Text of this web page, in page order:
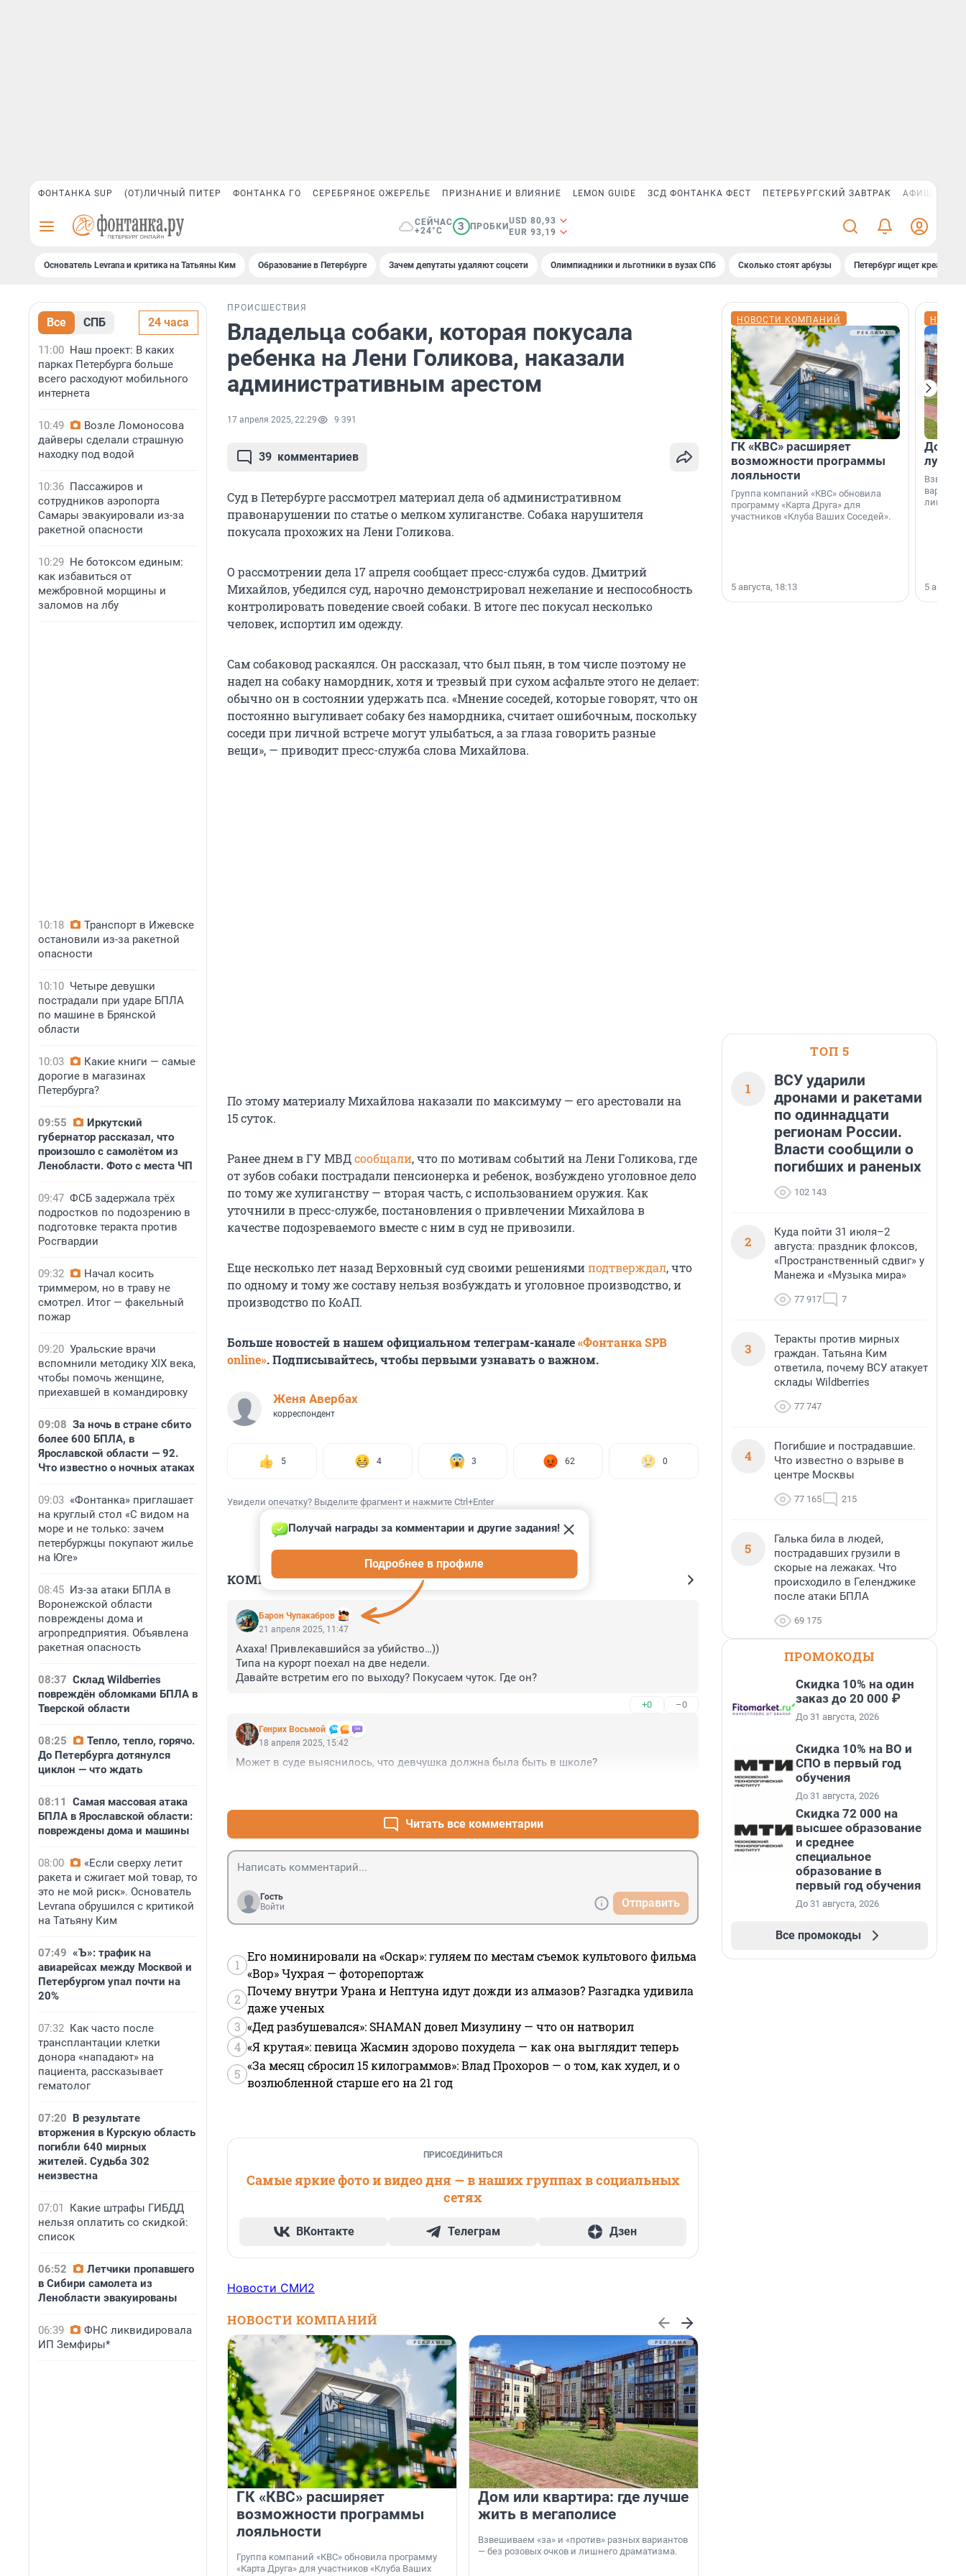
ФОНТАНКА SUP (ОТ)ЛИЧНЫЙ ПИТЕР ФОНТАНКА ГО СЕРЕБРЯНОЕ ОЖЕРЕЛЬЕ ПРИЗНАНИЕ И ВЛИЯНИЕ LEMON GUIDE ЗСД ФОНТАНКА ФЕСТ ПЕТЕРБУРГСКИЙ ЗАВТРАК АФИША PLUS
СЕЙЧАС
+24°C
3 ПРОБКИ
USD 80,93
EUR 93,19
Основатель Levrana и критика на Татьяны Ким Образование в Петербурге Зачем депутаты удаляют соцсети Олимпиадники и льготники в вузах СПб Сколько стоят арбузы Петербург ищет креатив
Все СПБ 24 часа
11:00 Наш проект: В каких
парках Петербурга больше
всего расходуют мобильного
интернета
10:49
Возле Ломоносова
дайверы сделали страшную
находку под водой
10:36 Пассажиров и
сотрудников аэропорта
Самары эвакуировали из-за
ракетной опасности
10:29 Не ботоксом единым:
как избавиться от
межбровной морщины и
заломов на лбу
10:18
Транспорт в Ижевске
остановили из-за ракетной
опасности
10:10 Четыре девушки
пострадали при ударе БПЛА
по машине в Брянской
области
10:03
Какие книги — самые
дорогие в магазинах
Петербурга?
09:55
Иркутский
губернатор рассказал, что
произошло с самолётом из
Ленобласти. Фото с места ЧП
09:47 ФСБ задержала трёх
подростков по подозрению в
подготовке теракта против
Росгвардии
09:32
Начал косить
триммером, но в траву не
смотрел. Итог — факельный
пожар
09:20 Уральские врачи
вспомнили методику XIX века,
чтобы помочь женщине,
приехавшей в командировку
09:08 За ночь в стране сбито
более 600 БПЛА, в
Ярославской области — 92.
Что известно о ночных атаках
09:03 «Фонтанка» приглашает
на круглый стол «С видом на
море и не только: зачем
петербуржцы покупают жилье
на Юге»
08:45 Из-за атаки БПЛА в
Воронежской области
повреждены дома и
агропредприятия. Объявлена
ракетная опасность
08:37 Склад Wildberries
повреждён обломками БПЛА в
Тверской области
08:25
Тепло, тепло, горячо.
До Петербурга дотянулся
циклон — что ждать
08:11
Самая массовая атака
БПЛА в Ярославской области:
повреждены дома и машины
08:00
«Если сверху летит
ракета и сжигает мой товар, то
это не мой риск». Основатель
Levrana обрушился с критикой
на Татьяну Ким
07:49 «Ъ»: трафик на
авиарейсах между Москвой и
Петербургом упал почти на
20%
07:32 Как часто после
трансплантации клетки
донора «нападают» на
пациента, рассказывает
гематолог
07:20 В результате
вторжения в Курскую область
погибли 640 мирных
жителей. Судьба 302
неизвестна
07:01
Какие штрафы ГИБДД
нельзя оплатить со скидкой:
список
06:52
Летчики пропавшего
в Сибири самолета из
Ленобласти эвакуированы
06:39
ФНС ликвидировала
ИП Земфиры*
ПРОИСШЕСТВИЯ
Владельца собаки, которая покусала
ребенка на Лени Голикова, наказали
административным арестом
17 апреля 2025, 22:29 9 391
39 комментариев
Суд в Петербурге рассмотрел материал дела об административном
правонарушении по статье о мелком хулиганстве. Собака нарушителя
покусала прохожих на Лени Голикова.
О рассмотрении дела 17 апреля сообщает пресс-служба судов. Дмитрий
Михайлов, убедился суд, нарочно демонстрировал нежелание и неспособность
контролировать поведение своей собаки. В итоге пес покусал несколько
человек, испортил им одежду.
Сам собаковод раскаялся. Он рассказал, что был пьян, в том числе поэтому не
надел на собаку намордник, хотя и трезвый при сухом асфальте этого не делает:
обычно он в состоянии удержать пса. «Мнение соседей, которые говорят, что он
постоянно выгуливает собаку без намордника, считает ошибочным, поскольку
соседи при личной встрече могут улыбаться, а за глаза говорить разные
вещи», — приводит пресс-служба слова Михайлова.
По этому материалу Михайлова наказали по максимуму — его арестовали на
15 суток.
Ранее днем в ГУ МВДсообщали, что по мотивам событий на Лени Голикова, где
от зубов собаки пострадали пенсионерка и ребенок, возбуждено уголовное дело
по тому же хулиганству — вторая часть, с использованием оружия. Как
уточнили в пресс-службе, постановления о привлечении Михайлова в
качестве подозреваемого вместе с ним в суд не привозили.
Еще несколько лет назад Верховный суд своими решениямиподтверждал, что
по одному и тому же составу нельзя возбуждать и уголовное производство, и
производство по КоАП.
Больше новостей в нашем официальном телеграм-канале«Фонтанка SPB
online». Подписывайтесь, чтобы первыми узнавать о важном.
Женя Авербах
корреспондент
5 4 3 62 0
Увидели опечатку? Выделите фрагмент и нажмите Ctrl+Enter
КОММЕНТАРИИ 39
Барон Чупакабров
Получай награды за комментарии и другие задания!
Подробнее в профиле
21 апреля 2025, 11:47
Ахаха! Привлекавшийся за убийство…))
Типа на курорт поехал на две недели.
Давайте встретим его по выходу? Покусаем чуток. Где он?
+0 –0
Генрих Восьмой
18 апреля 2025, 15:42
Может в суде выяснилось, что девчушка должна была быть в школе?
Читать все комментарии
Гость
Войти
Отправить
1
Его номинировали на «Оскар»: гуляем по местам съемок культового фильма
«Вор» Чухрая — фоторепортаж
2
Почему внутри Урана и Нептуна идут дожди из алмазов? Разгадка удивила
даже ученых
3 «Дед разбушевался»: SHAMAN довел Мизулину — что он натворил
4 «Я крутая»: певица Жасмин здорово похудела — как она выглядит теперь
5
«За месяц сбросил 15 килограммов»: Влад Прохоров — о том, как худел, и о
возлюбленной старше его на 21 год
ПРИСОЕДИНИТЬСЯ
Самые яркие фото и видео дня — в наших группах в социальных
сетях
ВКонтакте Телеграм Дзен
Новости СМИ2
НОВОСТИ КОМПАНИЙ
ГК «КВС» расширяет
возможности программы
лояльности
Группа компаний «КВС» обновила программу
«Карта Друга» для участников «Клуба Ваших
Дом или квартира: где лучше
жить в мегаполисе
Взвешиваем «за» и «против» разных вариантов
— без розовых очков и лишнего драматизма.
НОВОСТИ КОМПАНИЙ
ГК «КВС» расширяет
возможности программы
лояльности
Группа компаний «КВС» обновила
программу «Карта Друга» для
участников «Клуба Ваших Соседей».
5 августа, 18:13
Дом
лучше
лишнего
5
ТОП 5
1
ВСУ ударили
дронами и ракетами
по одиннадцати
регионам России.
Власти сообщили о
погибших и раненых
102 143
2
Куда пойти 31 июля–2
августа: праздник флоксов,
«Пространственный сдвиг» у
Манежа и «Музыка мира»
77 917 7
3
Теракты против мирных
граждан. Татьяна Ким
ответила, почему ВСУ атакует
склады Wildberries
77 747
4
Погибшие и пострадавшие.
Что известно о взрыве в
центре Москвы
77 165 215
5
Галька била в людей,
пострадавших грузили в
скорые на лежаках. Что
происходило в Геленджике
после атаки БПЛА
69 175
ПРОМОКОДЫ
Скидка 10% на один
заказ до 20 000 ₽
До 31 августа, 2026
Скидка 10% на ВО и
СПО в первый год
обучения
До 31 августа, 2026
Скидка 72 000 на
высшее образование
и среднее
специальное
образование в
первый год обучения
До 31 августа, 2026
Все промокоды